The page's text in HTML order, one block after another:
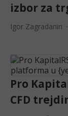
izbor za
Igor Zagradanin
Pro
CFD